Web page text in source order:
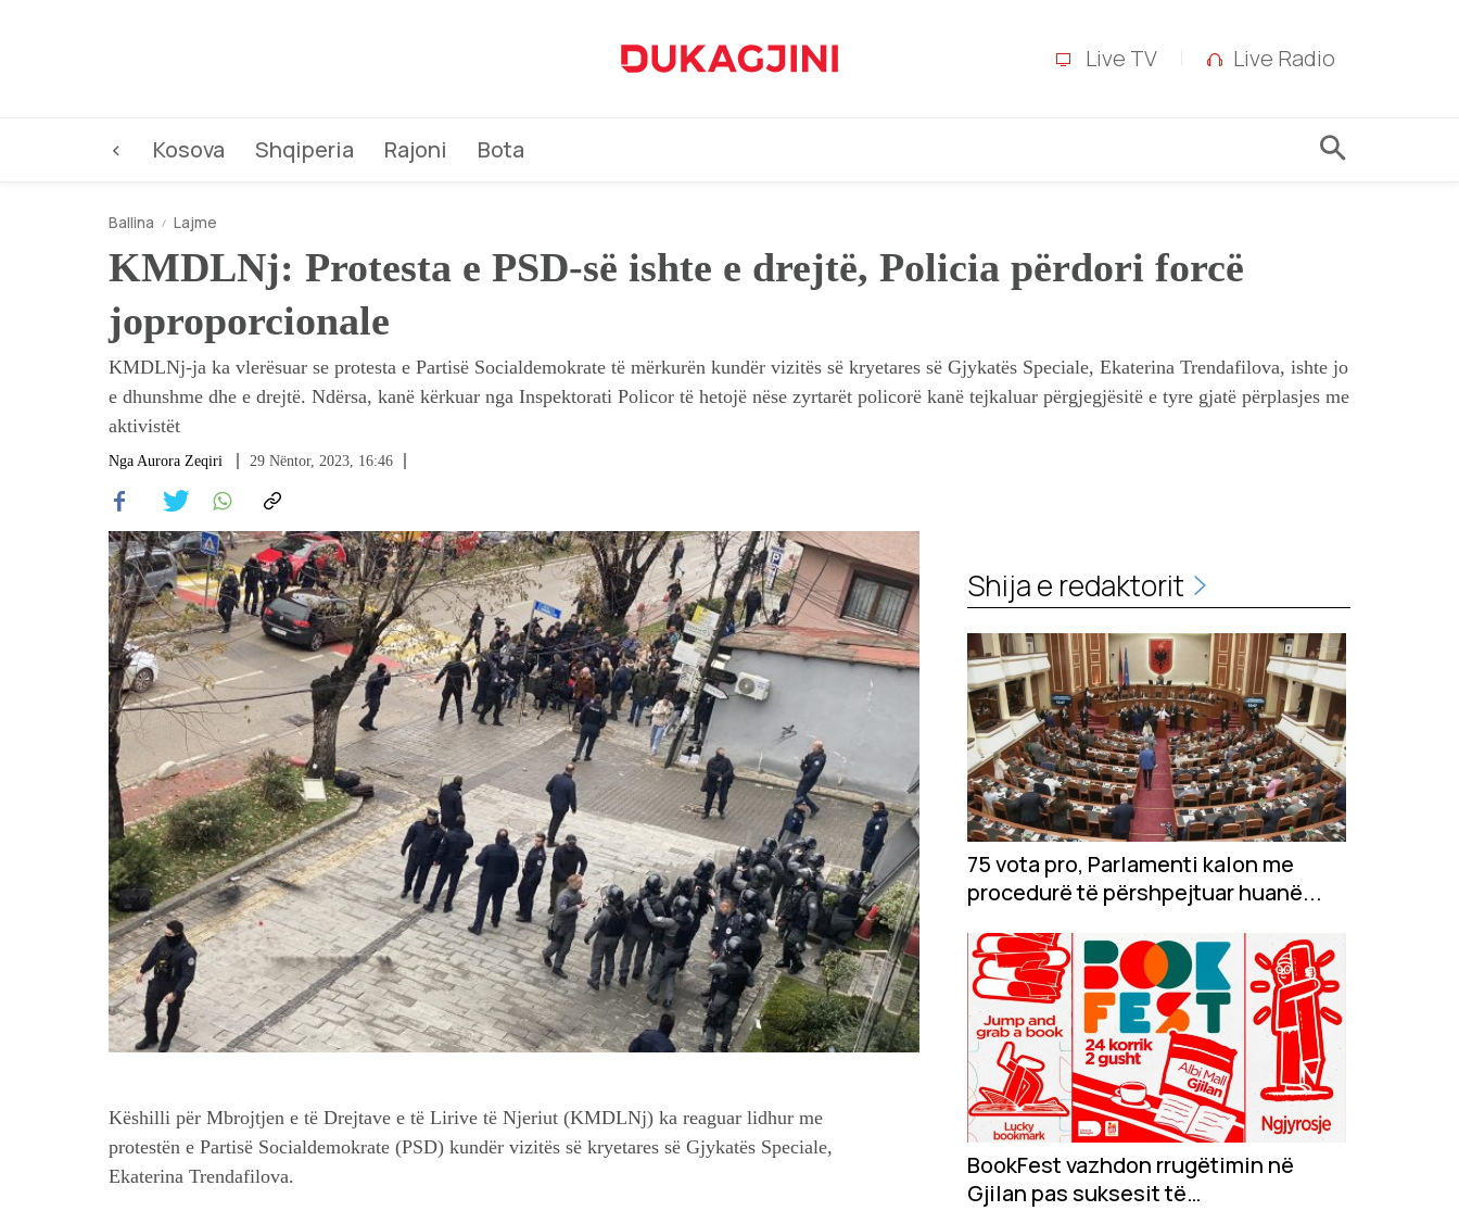
Live TV Live Radio
< Kosova Shqiperia Rajoni Bota
Ballina Lajme
KMDLNj: Protesta e PSD-së ishte e drejtë, Policia përdori forcë
joproporcionale
KMDLNj-ja ka vlerësuar se protesta e Partisë Socialdemokrate të mërkurën kundër vizitës së kryetares së Gjykatës Speciale, Ekaterina Trendafilova, ishte jo
e dhunshme dhe e drejtë. Ndërsa, kanë kërkuar nga Inspektorati Policor të hetojë nëse zyrtarët policorë kanë tejkaluar përgjegjësitë e tyre gjatë përplasjes me
aktivistët
Nga Aurora Zeqiri 29 Nëntor, 2023, 16:46
Këshilli për Mbrojtjen e të Drejtave e të Lirive të Njeriut (KMDLNj) ka reaguar lidhur me
protestën e Partisë Socialdemokrate (PSD) kundër vizitës së kryetares së Gjykatës Speciale,
Ekaterina Trendafilova.
Shija e redaktorit
75 vota pro, Parlamenti kalon me
procedurë të përshpejtuar huanë...
BookFest vazhdon rrugëtimin në
Gjilan pas suksesit të